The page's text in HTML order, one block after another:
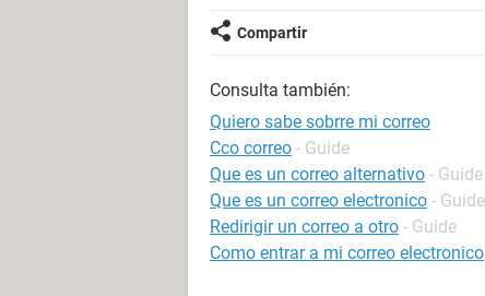
Compartir
Consulta también:
Quiero sabe sobrre mi correo
Cco correo - Guide
Que es un correo alternativo - Guide
Que es un correo electronico - Guide
Redirigir un correo a otro - Guide
Como entrar a mi correo electronico